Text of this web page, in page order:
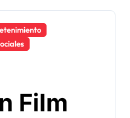
Film